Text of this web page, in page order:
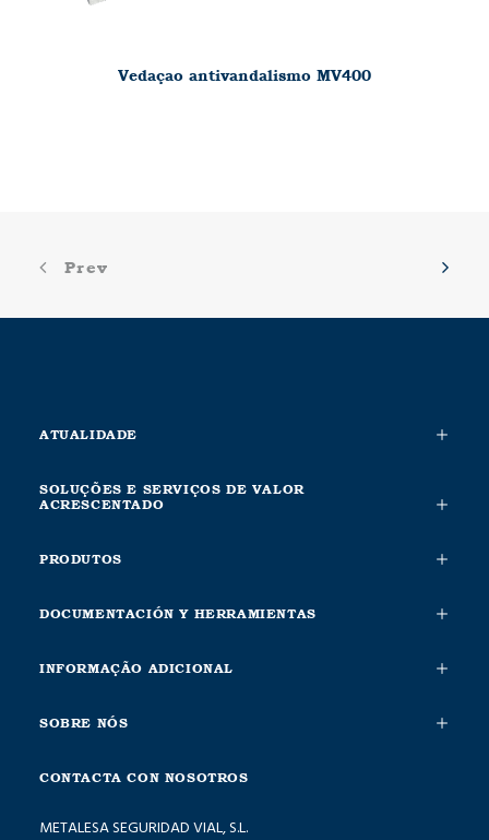
Vedaçao antivandalismo MV400
Prev
ATUALIDADE
SOLUÇÕES E SERVIÇOS DE VALOR
ACRESCENTADO
PRODUTOS
DOCUMENTACIÓN Y HERRAMIENTAS
INFORMAÇÃO ADICIONAL
SOBRE NÓS
CONTACTA CON NOSOTROS
METALESA SEGURIDAD VIAL, S.L.